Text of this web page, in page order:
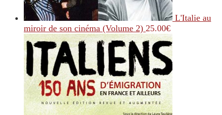
L'Italie au
miroir de son cinéma (Volume 2) 25.00€